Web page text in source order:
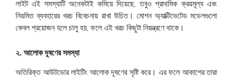
লাইট এই সমস্যাটি অনেকটাই কমিয়ে দিয়েছে, তবুও প্রাথমিক ক্রয়মূল্য এবং
নিয়মিত ব্যবহারের খরচ বিবেচনায় রাখা উচিত। মোশন অ্যাক্টিভেটেড মডেলগুলো
কেবল প্রয়োজন হলে চালু হয়, ফলে এই খরচ কিছুটা নিয়ন্ত্রণে থাকে।
২. আলোক দূষণের সমস্যা
অতিরিক্ত আউটডোর লাইটিং আলোক দূষণের সৃষ্টি করে। এর ফলে আকাশের তারা